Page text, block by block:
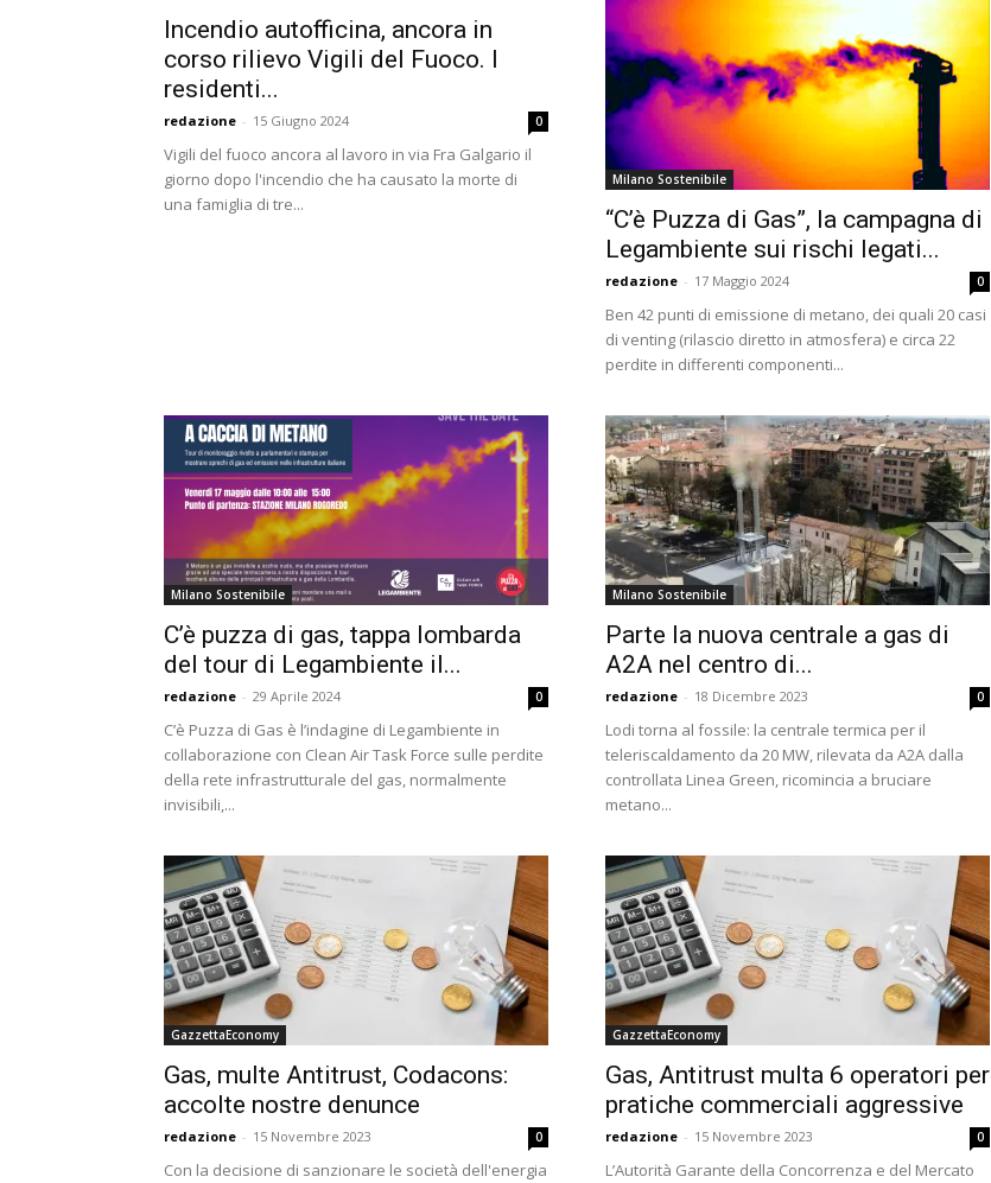
Incendio autofficina, ancora in
corso rilievo Vigili del Fuoco. I
residenti...
redazione - 15 Giugno 2024 0
Vigili del fuoco ancora al lavoro in via Fra Galgario il
giorno dopo l'incendio che ha causato la morte di
una famiglia di tre...
Milano Sostenibile
“C’è Puzza di Gas”, la campagna di
Legambiente sui rischi legati...
redazione - 17 Maggio 2024 0
Ben 42 punti di emissione di metano, dei quali 20 casi
di venting (rilascio diretto in atmosfera) e circa 22
perdite in differenti componenti...
Milano Sostenibile
C’è puzza di gas, tappa lombarda
del tour di Legambiente il...
redazione - 29 Aprile 2024 0
C’è Puzza di Gas è l’indagine di Legambiente in
collaborazione con Clean Air Task Force sulle perdite
della rete infrastrutturale del gas, normalmente
invisibili,...
Milano Sostenibile
Parte la nuova centrale a gas di
A2A nel centro di...
redazione - 18 Dicembre 2023 0
‍Lodi torna al fossile: la centrale termica per il
teleriscaldamento da 20 MW, rilevata da A2A dalla
controllata Linea Green, ricomincia a bruciare
metano...
GazzettaEconomy
Gas, multe Antitrust, Codacons:
accolte nostre denunce
redazione - 15 Novembre 2023 0
Con la decisione di sanzionare le società dell'energia
GazzettaEconomy
Gas, Antitrust multa 6 operatori per
pratiche commerciali aggressive
redazione - 15 Novembre 2023 0
L’Autorità Garante della Concorrenza e del Mercato